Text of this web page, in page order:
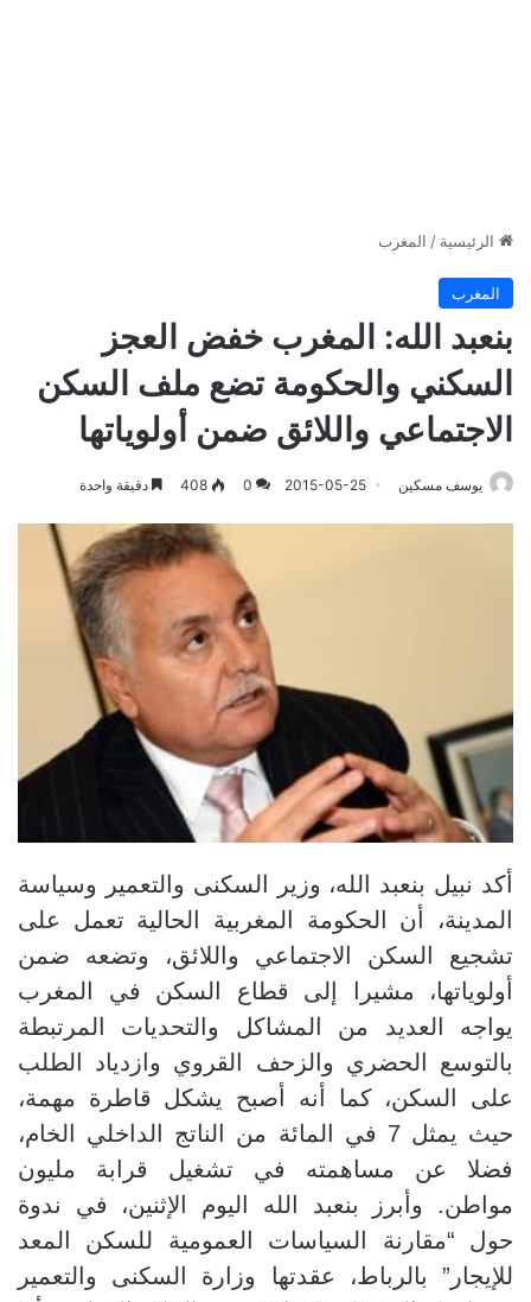
الرئيسية / المغرب
المغرب
بنعبد الله: المغرب خفض العجز
السكني والحكومة تضع ملف السكن
الاجتماعي واللائق ضمن أولوياتها
يوسف مسكين 2015-05-25
0
408 دقيقة واحدة
أكد نبيل بنعبد الله، وزير السكنى والتعمير وسياسة
المدينة، أن الحكومة المغربية الحالية تعمل على
تشجيع السكن الاجتماعي واللائق، وتضعه ضمن
أولوياتها، مشيرا إلى قطاع السكن في المغرب
يواجه العديد من المشاكل والتحديات المرتبطة
بالتوسع الحضري والزحف القروي وازدياد الطلب
على السكن، كما أنه أصبح يشكل قاطرة مهمة،
حيث يمثل 7 في المائة من الناتج الداخلي الخام،
فضلا عن مساهمته في تشغيل قرابة مليون
مواطن. وأبرز بنعبد الله اليوم الإثنين، في ندوة
حول “مقارنة السياسات العمومية للسكن المعد
للإيجار” بالرباط، عقدتها وزارة السكنى والتعمير